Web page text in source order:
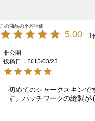
5.00 1
非公開
投稿日
2015/03/23
初めてのシャークスキンで
す。パッチワークの縫製が